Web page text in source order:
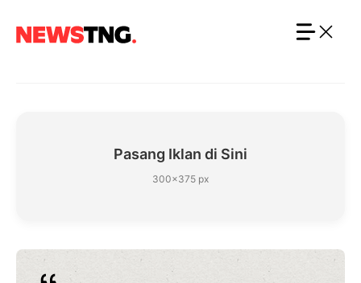
Pasang Iklan di Sini
300×375 px